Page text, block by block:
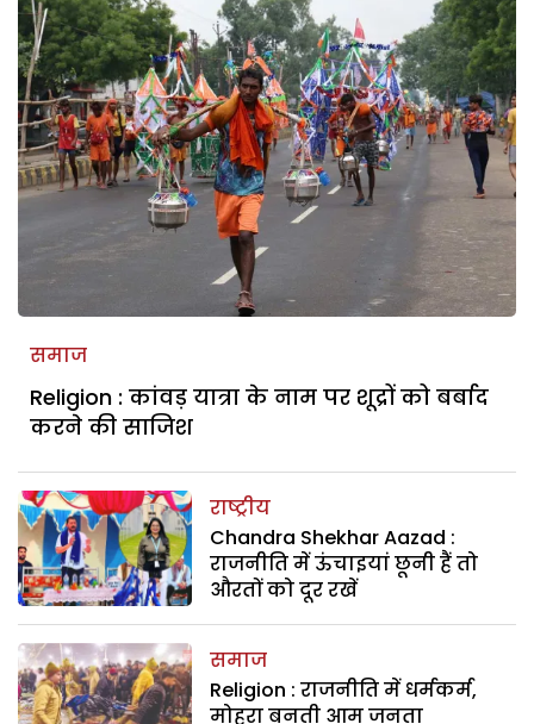
समाज
Religion : कांवड़ यात्रा के नाम पर शूद्रों को बर्बाद
करने की साजिश
राष्ट्रीय
Chandra Shekhar Aazad :
राजनीति में ऊंचाइयां छूनी हैं तो
औरतों को दूर रखें
समाज
Religion : राजनीति में धर्मकर्म,
मोहरा बनती आम जनता